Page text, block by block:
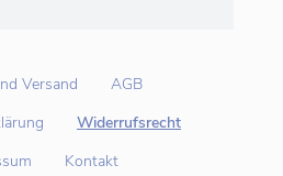
Versand
AGB
Widerrufsrecht
Kontakt